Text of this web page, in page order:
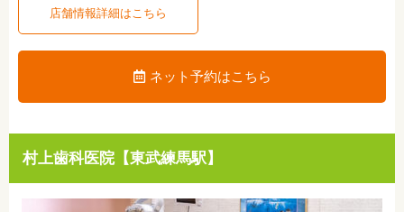
店舗情報詳細はこちら
ネット予約はこちら
村上歯科医院【東武練馬駅】